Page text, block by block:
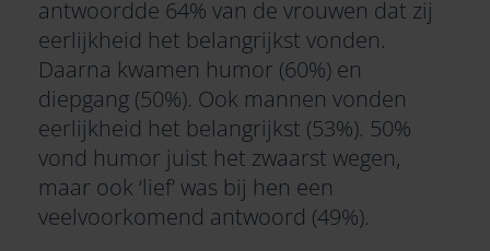
antwoordde 64% van de vrouwen dat zij
eerlijkheid het belangrijkst vonden.
Daarna kwamen humor (60%) en
diepgang (50%). Ook mannen vonden
eerlijkheid het belangrijkst (53%). 50%
vond humor juist het zwaarst wegen,
maar ook ‘lief’ was bij hen een
veelvoorkomend antwoord (49%).